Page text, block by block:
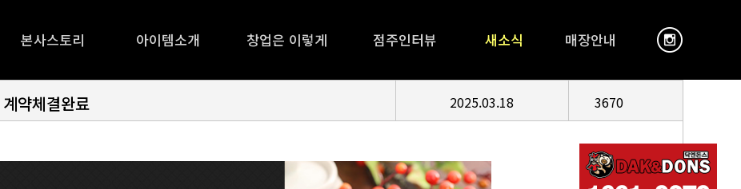
본사스토리 아이템소개 창업은 이렇게 점주인터뷰 새소식 매장안내
약체결완료 2025.03.18 3670